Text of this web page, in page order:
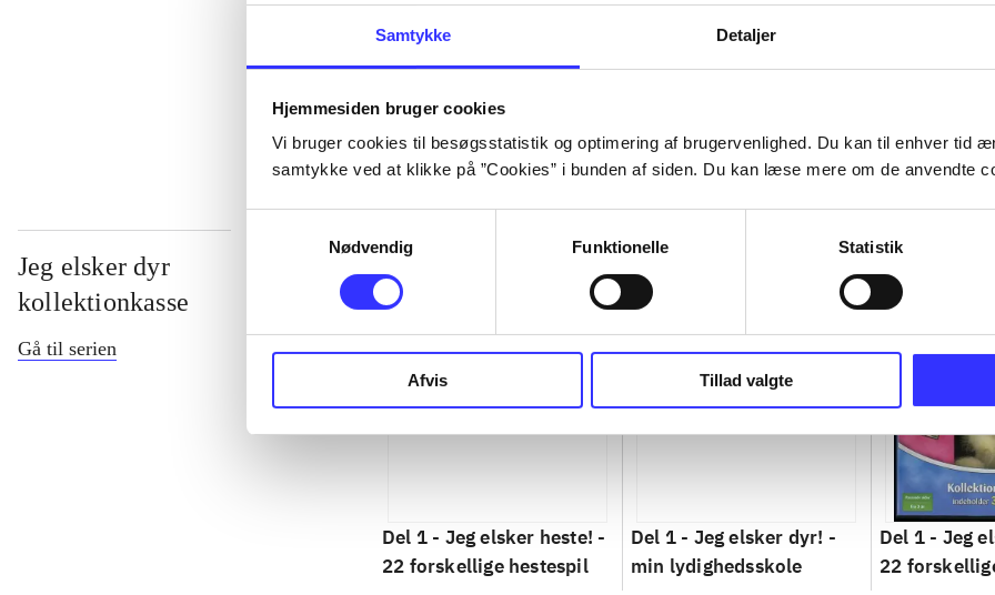
Samtykke Detaljer
Hjemmesiden bruger cookies
Vi bruger cookies til besøgsstatistik og optimering af brugervenlighed. Du kan til enhver tid
samtykke ved at klikke på ”Cookies” i bunden af siden. Du kan læse mere om de anvendte
Nødvendig
Funktionelle Statistik
Afvis Tillad valgte
Jeg elsker dyr
kollektionkasse
Gå til serien
Del 1 - Jeg elsker heste! -
22 forskellige hestespil
Del 1 - Jeg elsker dyr! -
min lydighedsskole
Del 1 - Jeg
22